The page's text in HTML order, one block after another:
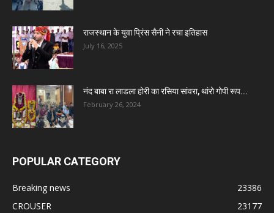
राजस्थान के युवा प्रिंस सैनी ने रचा इतिहास
July 16, 2025
नंद बाबा रा लाडला होरी का रसिया सांवरा, थांरो गोपी रूप...
February 26, 2024
POPULAR CATEGORY
Breaking news
23386
CROUSER
23177